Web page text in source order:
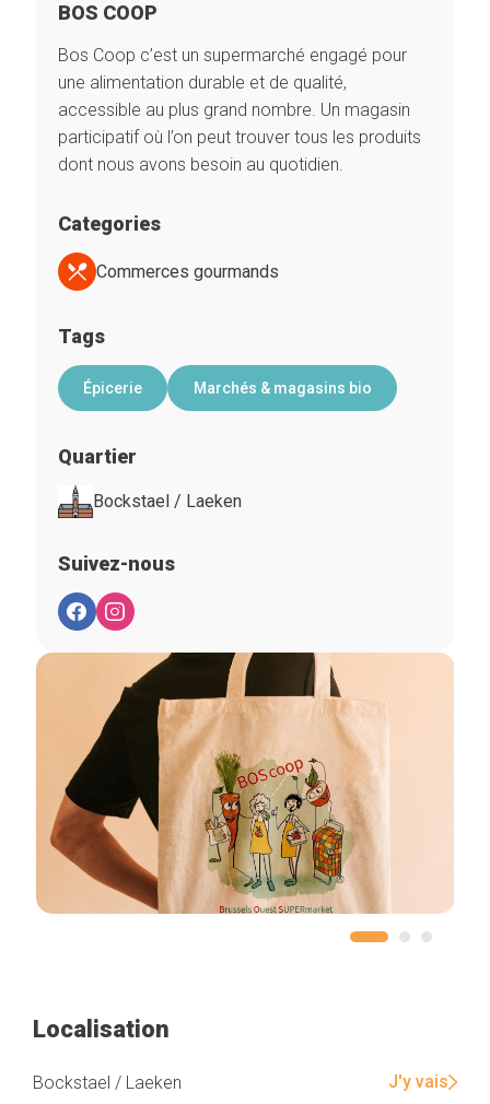
BOS COOP
Bos Coop c’est un supermarché engagé pour
une alimentation durable et de qualité,
accessible au plus grand nombre. Un magasin
participatif où l’on peut trouver tous les produits
dont nous avons besoin au quotidien.
Categories
Commerces gourmands
Tags
Épicerie Marchés & magasins bio
Quartier
Bockstael / Laeken
Suivez-nous
Localisation
Bockstael / Laeken J'y vais